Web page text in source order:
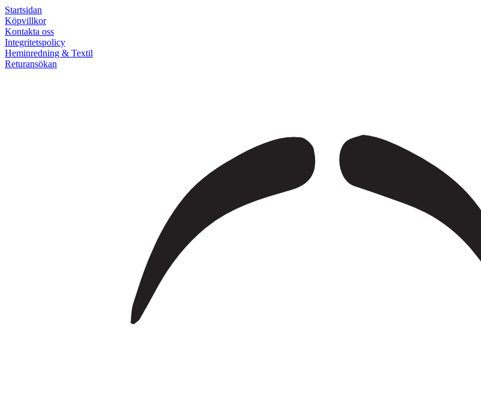
Startsidan
Köpvillkor
Kontakta oss
Integritetspolicy
Heminredning & Textil
Returansökan